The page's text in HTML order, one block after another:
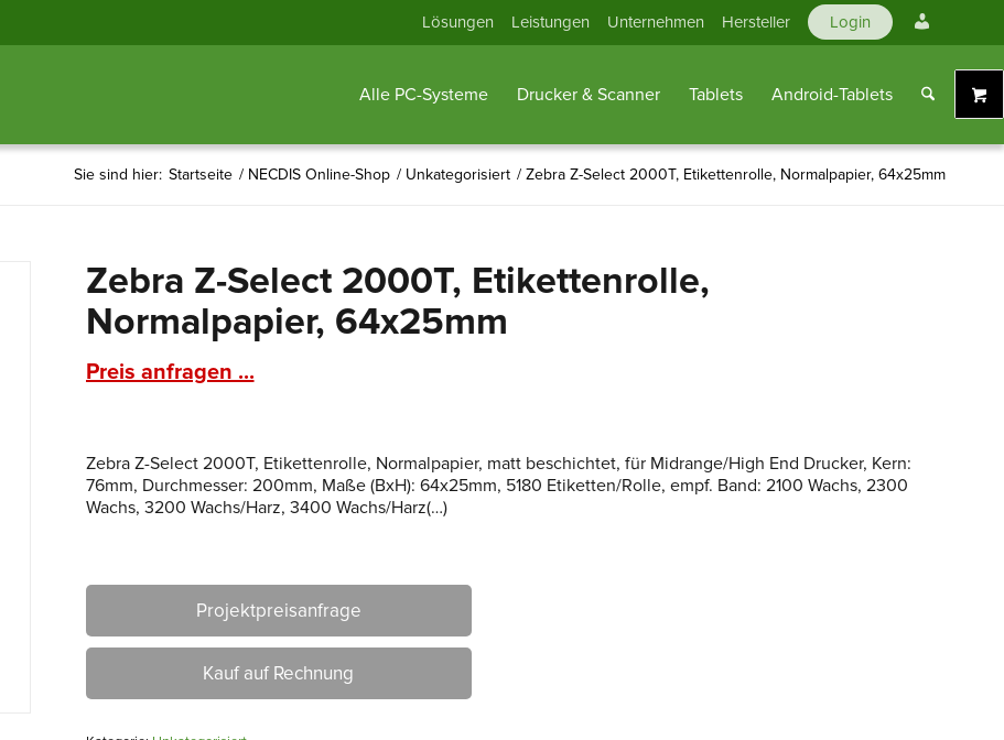
Lösungen Leistungen Unternehmen Hersteller Login
Konto
Alle PC-Systeme Drucker & Scanner Tablets Android-Tablets
Sie sind hier: Startseite / NECDIS Online-Shop / Unkategorisiert / Zebra Z-Select 2000T, Etikettenrolle, Normalpapier, 64x25mm
Zebra Z-Select 2000T, Etikettenrolle,
Normalpapier, 64x25mm
Preis anfragen ...
Zebra Z-Select 2000T, Etikettenrolle, Normalpapier, matt beschichtet, für Midrange/High End Drucker, Kern:
76mm, Durchmesser: 200mm, Maße (BxH): 64x25mm, 5180 Etiketten/Rolle, empf. Band: 2100 Wachs, 2300
Wachs, 3200 Wachs/Harz, 3400 Wachs/Harz(…)
Projektpreisanfrage
Kauf auf Rechnung